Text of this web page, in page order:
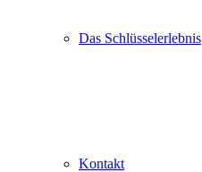
Das Schlüsselerlebnis
Kontakt